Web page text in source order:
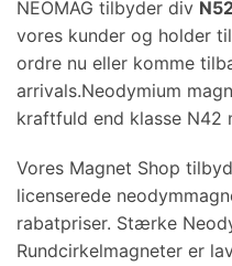
NEOMAG tilbyder div
vores kunder og holder
ordre nu eller komme
arrivals.Neodymium
kraftfuld end klasse N42
Vores Magnet Shop
licenserede
rabatpriser. Stærke
Rundcirkelmagneter er